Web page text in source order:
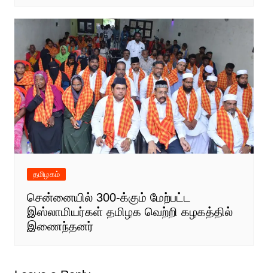
தமிழகம்
சென்னையில் 300-க்கும் மேற்பட்ட
இஸ்லாமியர்கள் தமிழக வெற்றி கழகத்தில்
இணைந்தனர்